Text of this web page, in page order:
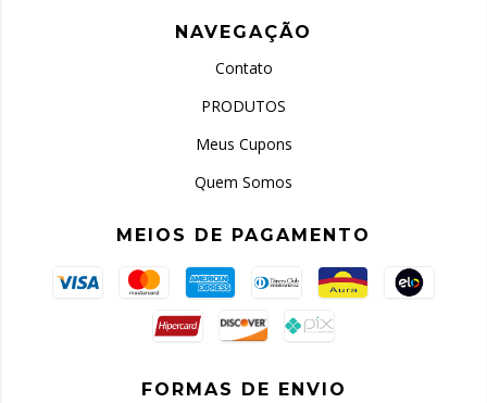
NAVEGAÇÃO
Contato
PRODUTOS
Meus Cupons
Quem Somos
MEIOS DE PAGAMENTO
FORMAS DE ENVIO